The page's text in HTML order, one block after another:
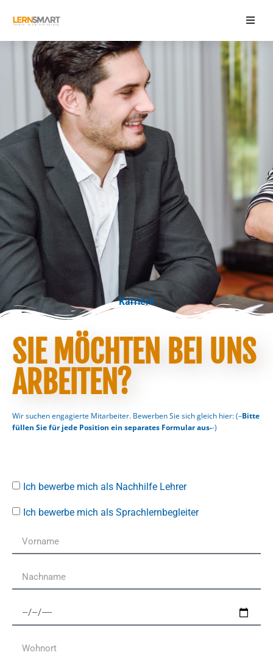
Karriere
SIE MÖCHTEN BEI UNS
ARBEITEN?
Wir suchen engagierte Mitarbeiter. Bewerben Sie sich gleich hier: (–Bitte
füllen Sie für jede Position ein separates Formular aus--)
Ich bewerbe mich als Nachhilfe Lehrer
Ich bewerbe mich als Sprachlernbegleiter